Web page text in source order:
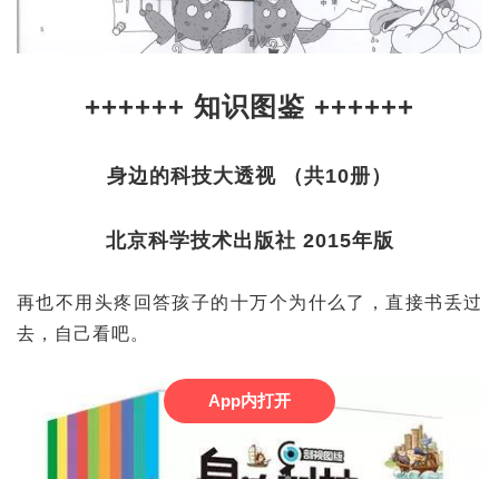
++++++ 知识图鉴 ++++++
身边的科技大透视 （共10册）
北京科学技术出版社 2015年版
再也不用头疼回答孩子的十万个为什么了，直接书丢过
去，自己看吧。
App内打开